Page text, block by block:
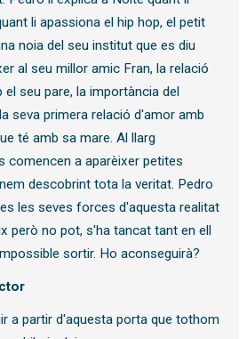
li apassiona el hip hop, el petit
noia del seu institut que es diu
al seu millor amic Fran, la relació
seu pare, la importància del
seva primera relació d'amor amb
té amb sa mare. Al llarg
comencen a aparèixer petites
descobrint tota la veritat. Pedro
les seves forces d'aquesta realitat
però no pot, s'ha tancat tant en ell
sortir. Ho aconseguirà?
a partir d'aquesta porta que tothom